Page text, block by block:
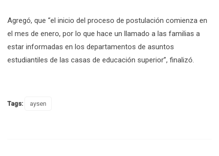
Agregó, que “el inicio del proceso de postulación comienza en
el mes de enero, por lo que hace un llamado a las familias a
estar informadas en los departamentos de asuntos
estudiantiles de las casas de educación superior”, finalizó.
Tags: aysen